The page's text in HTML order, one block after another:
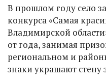
В прошлом году село
конкурса «Самая
Владимирской
от года, занимая
региональном и
знаки украшают стену